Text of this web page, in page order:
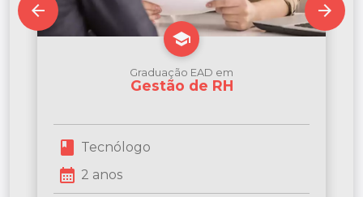
school
Graduação EAD em
Gestão de RH
book Tecnólogo
calendar_month 2 anos
arrow_forward
arrow_back